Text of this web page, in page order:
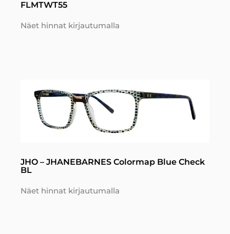
FLMTWT55
Näet hinnat kirjautumalla
JHO – JHANEBARNES Colormap Blue Check
BL
Näet hinnat kirjautumalla